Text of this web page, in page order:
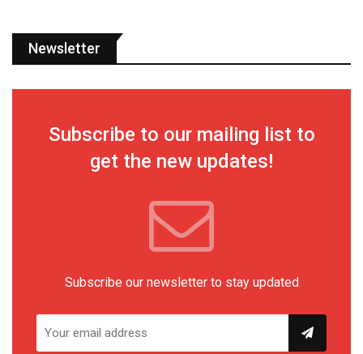
Newsletter
Subscribe to our mailing list to
get the new updates!
Subscribe our newsletter to stay updated